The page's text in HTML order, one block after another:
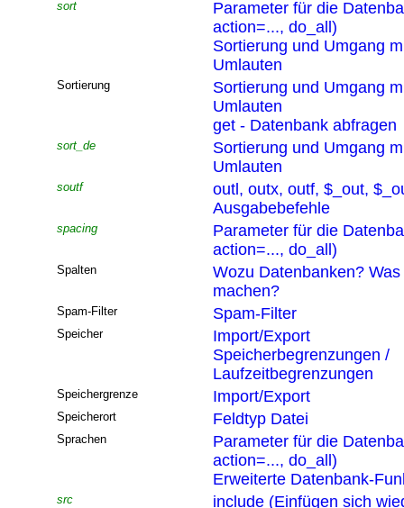
sort
Parameter für die
action=..., do_all)
Sortierung und Umgang
Umlauten
Sortierung
Sortierung und Umgang
Umlauten
get - Datenbank abfragen
sort_de
Sortierung und Umgang
Umlauten
soutf
outl, outx, outf, $_out,
Ausgabebefehle
spacing
Parameter für die
action=..., do_all)
Spalten
Wozu Datenbanken?
machen?
Spam-Filter Spam-Filter
Speicher
Import/Export
Speicherbegrenzungen /
Laufzeitbegrenzungen
Speichergrenze Import/Export
Speicherort Feldtyp Datei
Sprachen
Parameter für die
action=..., do_all)
Erweiterte Datenbank-
src include (Einfügen sich